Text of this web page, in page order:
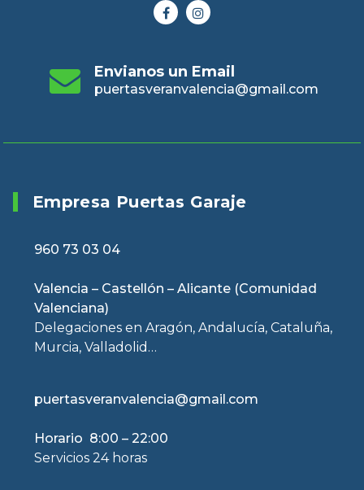
Envianos un Email
puertasveranvalencia@gmail.com
Empresa Puertas Garaje
960 73 03 04
Valencia – Castellón – Alicante (Comunidad
Valenciana)
Delegaciones en Aragón, Andalucía, Cataluña,
Murcia, Valladolid…
puertasveranvalencia@gmail.com
Horario 8:00 – 22:00
Servicios 24 horas